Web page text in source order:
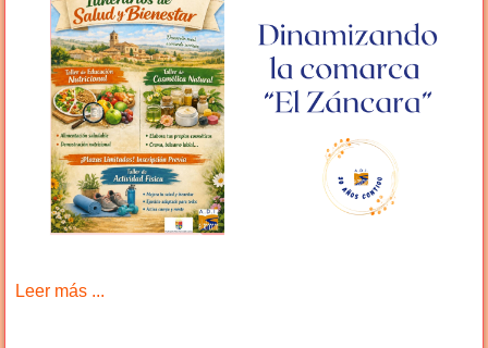
Leer más ...